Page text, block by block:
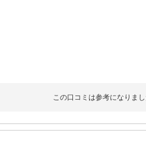
この口コミは参考になりまし